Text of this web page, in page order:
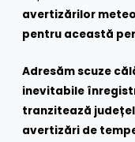
avertizărilor
pentru această
Adresăm scuze
inevitabile
tranzitează
avertizări de